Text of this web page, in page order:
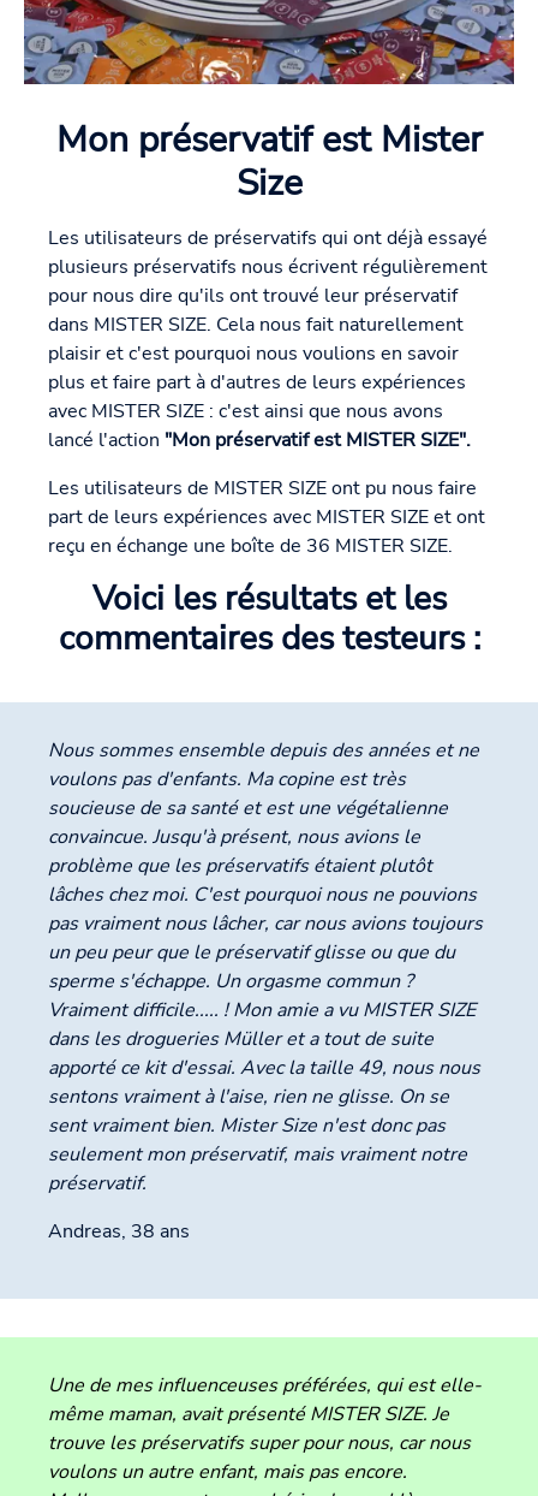
Mon préservatif est Mister
Size
Les utilisateurs de préservatifs qui ont déjà essayé
plusieurs préservatifs nous écrivent régulièrement
pour nous dire qu'ils ont trouvé leur préservatif
dans MISTER SIZE. Cela nous fait naturellement
plaisir et c'est pourquoi nous voulions en savoir
plus et faire part à d'autres de leurs expériences
avec MISTER SIZE : c'est ainsi que nous avons
lancé l'action "Mon préservatif est MISTER SIZE".
Les utilisateurs de MISTER SIZE ont pu nous faire
part de leurs expériences avec MISTER SIZE et ont
reçu en échange une boîte de 36 MISTER SIZE.
Voici les résultats et les
commentaires des testeurs :
Nous sommes ensemble depuis des années et ne
voulons pas d'enfants. Ma copine est très
soucieuse de sa santé et est une végétalienne
convaincue. Jusqu'à présent, nous avions le
problème que les préservatifs étaient plutôt
lâches chez moi. C'est pourquoi nous ne pouvions
pas vraiment nous lâcher, car nous avions toujours
un peu peur que le préservatif glisse ou que du
sperme s'échappe. Un orgasme commun ?
Vraiment difficile..... ! Mon amie a vu MISTER SIZE
dans les drogueries Müller et a tout de suite
apporté ce kit d'essai. Avec la taille 49, nous nous
sentons vraiment à l'aise, rien ne glisse. On se
sent vraiment bien. Mister Size n'est donc pas
seulement mon préservatif, mais vraiment notre
préservatif.
Andreas, 38 ans
Une de mes influenceuses préférées, qui est elle-
même maman, avait présenté MISTER SIZE. Je
trouve les préservatifs super pour nous, car nous
voulons un autre enfant, mais pas encore.